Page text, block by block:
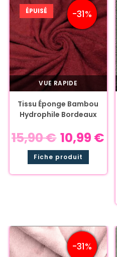
-31%
ÉPUISÉ
VUE RAPIDE
Tissu Éponge Bambou
Hydrophile Bordeaux
15,90€ 10,99 €
Fiche produit
-31%